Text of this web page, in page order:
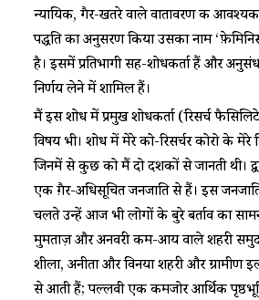
न्यायिक, गैर-खतरे वाले वातावरण की
पद्धति का अनुसरण किया उसका नाम
है। इसमें प्रतिभागी सह-शोधकर्ता हैं और
निर्णय लेने में शामिल हैं।
मैं इस शोध में प्रमुख शोधकर्ता (रिसर्च
विषय भी। शोध में मेरे को-रिसर्चर कोरो के मेरे
जिनमें से कुछ को मैं दो दशकों से जानती थी।
एक ग़ैर-अधिसूचित जनजाति से हैं। इस
चलते उन्हें आज भी लोगों के बुरे बर्ताव का
मुमताज़ और अनवरी कम-आय वाले शहरी
शीला, अनीता और विनया शहरी और ग्रामीण
से आती हैं; पल्लवी एक कमजोर आर्थिक